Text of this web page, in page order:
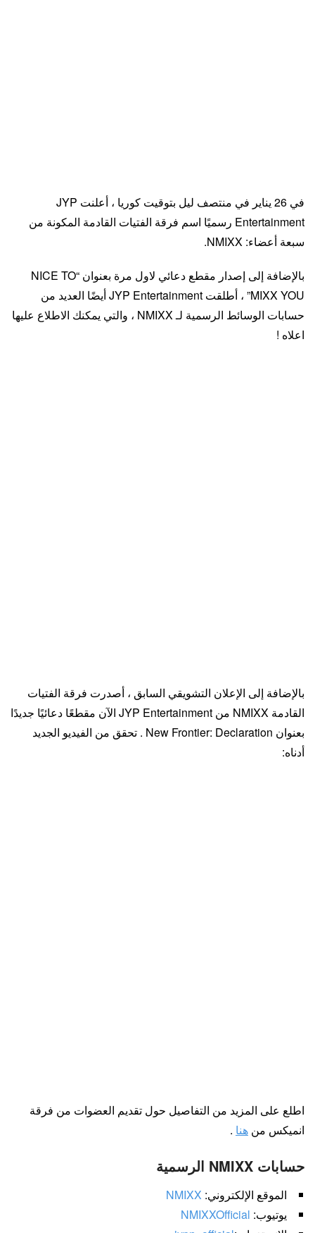
في 26 يناير في منتصف ليل بتوقيت كوريا ، أعلنت JYP
Entertainment رسميًا اسم فرقة الفتيات القادمة المكونة من
سبعة أعضاء: NMIXX.
بالإضافة إلى إصدار مقطع دعائي لاول مرة بعنوان “NICE TO
MIXX YOU” ، أطلقت JYP Entertainment أيضًا العديد من
حسابات الوسائط الرسمية لـ NMIXX ، والتي يمكنك الاطلاع عليها
اعلاه !
بالإضافة إلى الإعلان التشويقي السابق ، أصدرت فرقة الفتيات
القادمة NMIXX من JYP Entertainment الآن مقطعًا دعائيًا جديدًا
بعنوان New Frontier: Declaration . تحقق من الفيديو الجديد
أدناه:
اطلع على المزيد من التفاصيل حول تقديم العضوات من فرقة
انميكس من هنا .
حسابات NMIXX الرسمية
الموقع الإلكتروني: NMIXX
يوتيوب: NMIXXOfficial